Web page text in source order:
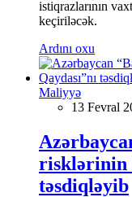
istiqrazlarının
keçiriləcək.
Ardını oxu
Maliyyə
13 Fevral
risklərinin
təsdiqləyib